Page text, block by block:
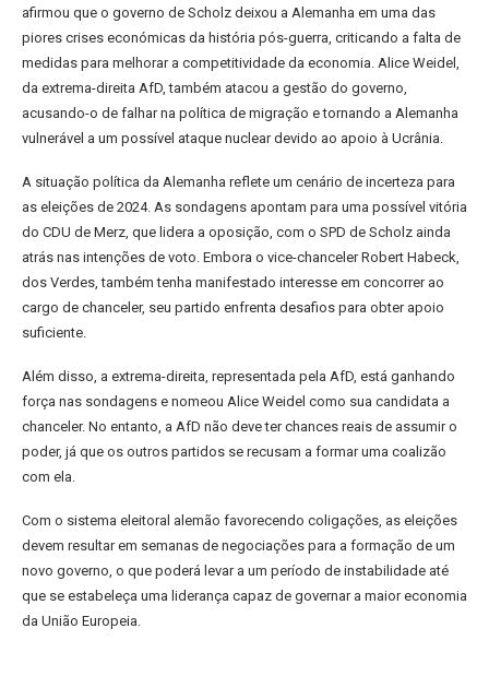
afirmou que o governo de Scholz deixou a Alemanha em uma das
piores crises económicas da história pós-guerra, criticando a falta de
medidas para melhorar a competitividade da economia. Alice Weidel,
da extrema-direita AfD, também atacou a gestão do governo,
acusando-o de falhar na política de migração e tornando a Alemanha
vulnerável a um possível ataque nuclear devido ao apoio à Ucrânia.
A situação política da Alemanha reflete um cenário de incerteza para
as eleições de 2024. As sondagens apontam para uma possível vitória
do CDU de Merz, que lidera a oposição, com o SPD de Scholz ainda
atrás nas intenções de voto. Embora o vice-chanceler Robert Habeck,
dos Verdes, também tenha manifestado interesse em concorrer ao
cargo de chanceler, seu partido enfrenta desafios para obter apoio
suficiente.
Além disso, a extrema-direita, representada pela AfD, está ganhando
força nas sondagens e nomeou Alice Weidel como sua candidata a
chanceler. No entanto, a AfD não deve ter chances reais de assumir o
poder, já que os outros partidos se recusam a formar uma coalizão
com ela.
Com o sistema eleitoral alemão favorecendo coligações, as eleições
devem resultar em semanas de negociações para a formação de um
novo governo, o que poderá levar a um período de instabilidade até
que se estabeleça uma liderança capaz de governar a maior economia
da União Europeia.